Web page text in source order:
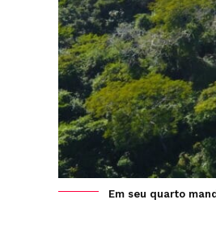
Em seu quarto